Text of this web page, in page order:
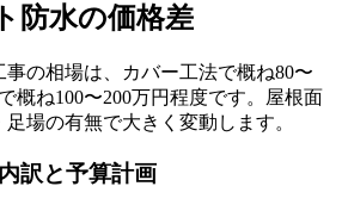
防水の価格差
の相場は、カバー工法で概ね80〜
概ね100〜200万円程度です。屋根面
場の有無で大きく変動します。
訳と予算計画